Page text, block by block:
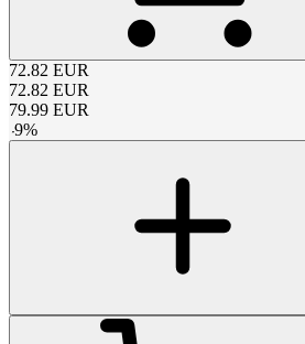
72.82 EUR
72.82 EUR
79.99 EUR
-9%